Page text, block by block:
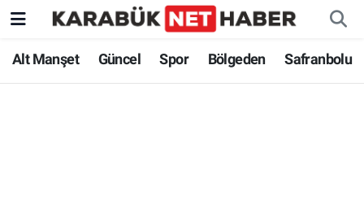
Alt Manşet Güncel Spor Bölgeden Safranbolu